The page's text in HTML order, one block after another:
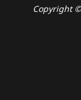
Copyright